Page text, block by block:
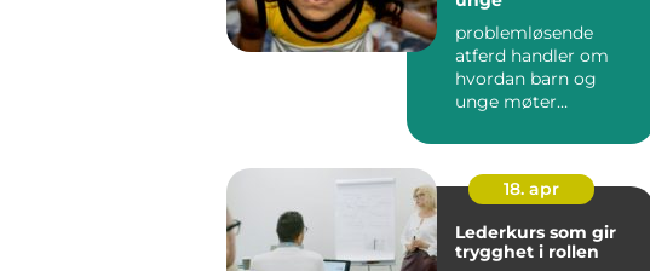
problemløsende
atferd handler om
hvordan barn og
unge møter
hverdagen. Det kan
være k...
18. apr
Lederkurs som gir
trygghet i rollen